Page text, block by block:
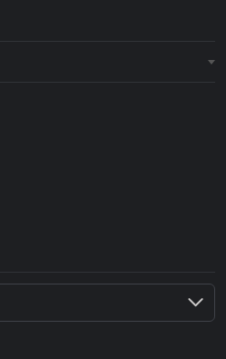
(CD Key)?
(CD Key)?
Key)?
Connect (CD Key)?